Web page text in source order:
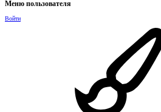
Меню пользователя
Войти